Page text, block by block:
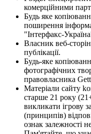
комерційними
Будь яке
поширення
"Інтерфакс-
Власник веб-
публікації.
Будь-яке
фотографічних
правовласника
Матеріали сайту
старше 21 року
викликати ігрову
(принципів)
ознак залежності